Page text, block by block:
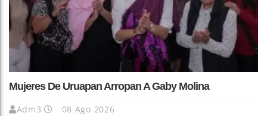
Mujeres De Uruapan Arropan A Gaby Molina
Adm3 08 Ago 2026